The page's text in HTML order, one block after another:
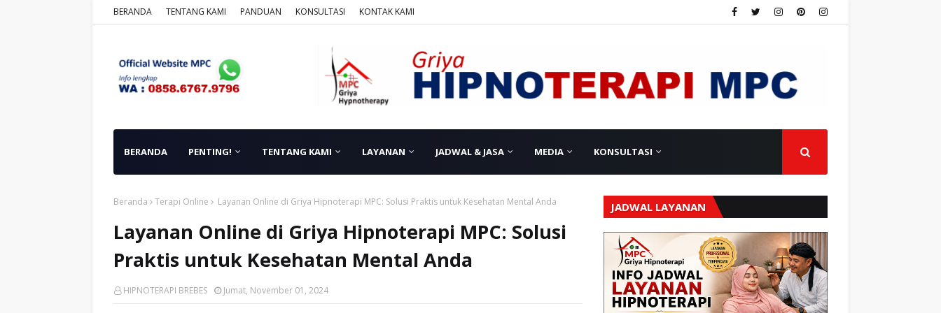
BERANDA TENTANG KAMI PANDUAN KONSULTASI KONTAK KAMI
BERANDA PENTING! TENTANG KAMI LAYANAN JADWAL & JASA MEDIA KONSULTASI
Beranda Terapi Online Layanan Online di Griya Hipnoterapi MPC: Solusi Praktis untuk Kesehatan Mental Anda
Layanan Online di Griya Hipnoterapi MPC: Solusi
Praktis untuk Kesehatan Mental Anda
HIPNOTERAPI BREBES Jumat, November 01, 2024
JADWAL LAYANAN